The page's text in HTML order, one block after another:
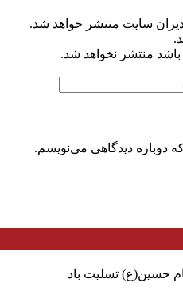
سایت منتشر خواهد شد.
باشد منتشر نخواهد شد.
دوباره دیدگاهی می‌نویسم.